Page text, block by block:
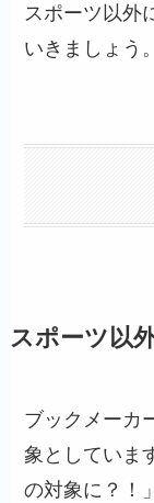
スポーツ以外
いきましょう。
スポーツ以
ブックメーカ
象としていま
の対象に？！